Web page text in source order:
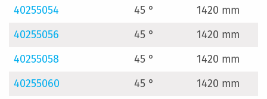
40255054
45 °
1420 mm
40255056
45 °
1420 mm
40255058
45 °
1420 mm
40255060
45 °
1420 mm